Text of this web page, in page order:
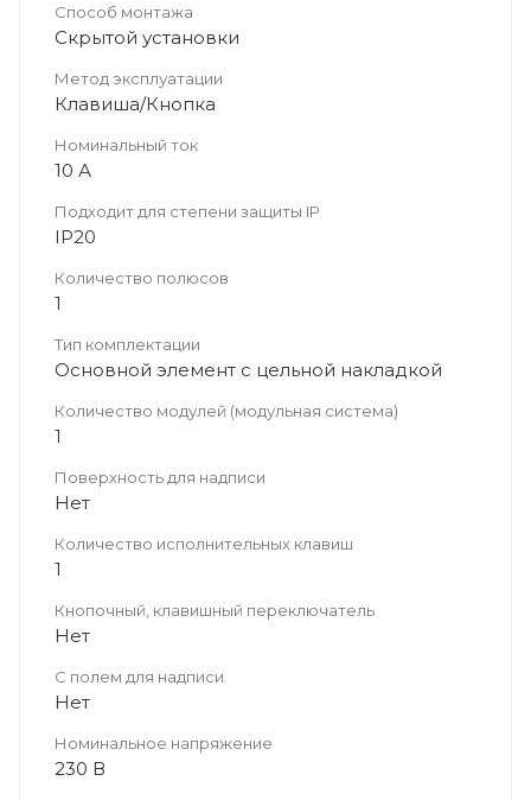
Способ монтажа
Скрытой установки
Метод эксплуатации
Клавиша/Кнопка
Номинальный ток
10 А
Подходит для степени защиты IP
IP20
Количество полюсов
1
Тип комплектации
Основной элемент с цельной накладкой
Количество модулей (модульная система)
1
Поверхность для надписи
Нет
Количество исполнительных клавиш
1
Кнопочный, клавишный переключатель
Нет
С полем для надписи
Нет
Номинальное напряжение
230 В